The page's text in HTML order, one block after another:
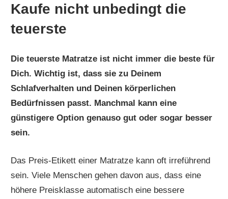
Kaufe nicht unbedingt die
teuerste
Die teuerste Matratze ist nicht immer die beste für
Dich. Wichtig ist, dass sie zu Deinem
Schlafverhalten und Deinen körperlichen
Bedürfnissen passt. Manchmal kann eine
günstigere Option genauso gut oder sogar besser
sein.
Das Preis-Etikett einer Matratze kann oft irreführend
sein. Viele Menschen gehen davon aus, dass eine
höhere Preisklasse automatisch eine bessere